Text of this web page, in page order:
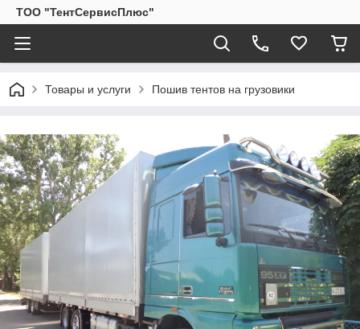
ТОО "ТентСервисПлюс"
Товары и услуги Пошив тентов на грузовики